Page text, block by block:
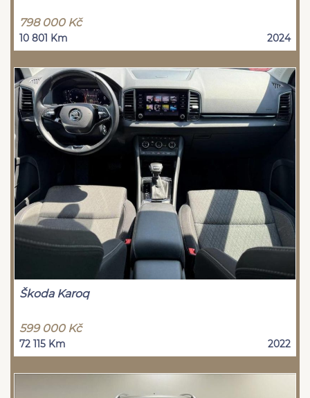
798 000 Kč
10 801 Km 2024
Škoda Karoq
599 000 Kč
72 115 Km 2022